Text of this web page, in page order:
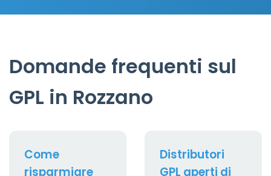
Domande frequenti sul
GPL in Rozzano
Come
risparmiare
Distributori
GPL aperti di